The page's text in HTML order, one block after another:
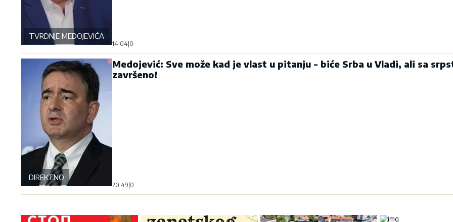
TVRDNJE MEDOJEVIĆA
14:04 0
DIREKTNO
Medojević: Sve može kad je vlast u pitanju - biće Srba u Vladi, ali sa
završeno!
20:49 0